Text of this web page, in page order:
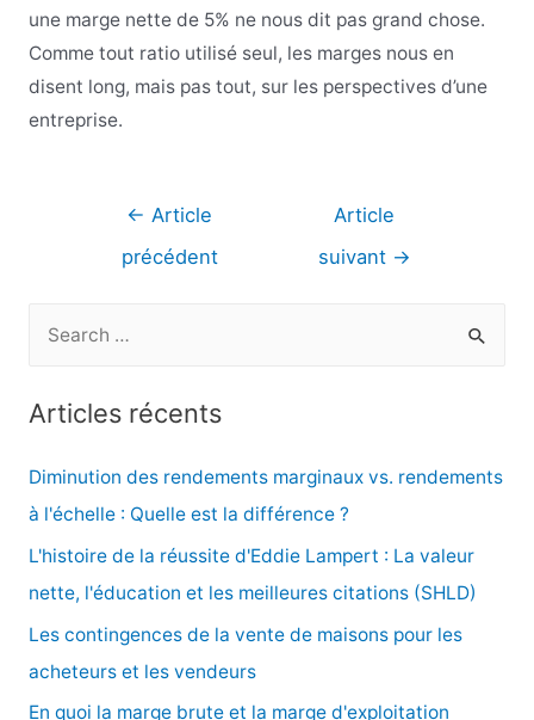
une marge nette de 5% ne nous dit pas grand chose.
Comme tout ratio utilisé seul, les marges nous en
disent long, mais pas tout, sur les perspectives d’une
entreprise.
Navigation
l’article
← Article
précédent
Article
suivant →
e
r
Articles récents
Diminution des rendements marginaux vs. rendements
à l'échelle : Quelle est la différence ?
L'histoire de la réussite d'Eddie Lampert : La valeur
nette, l'éducation et les meilleures citations (SHLD)
Les contingences de la vente de maisons pour les
acheteurs et les vendeurs
En quoi la marge brute et la marge d'exploitation